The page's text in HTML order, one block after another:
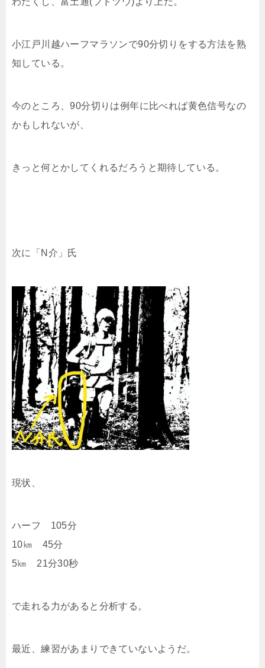
小江戸川越ハーフマラソンで90分切りをする方法を熟
知している。
今のところ、90分切りは例年に比べれば黄色信号なの
かもしれないが、
きっと何とかしてくれるだろうと期待している。
次に「N介」氏
現状、
ハーフ 105分
10㎞ 45分
5㎞ 21分30秒
で走れる力があると分析する。
最近、練習があまりできていないようだ。